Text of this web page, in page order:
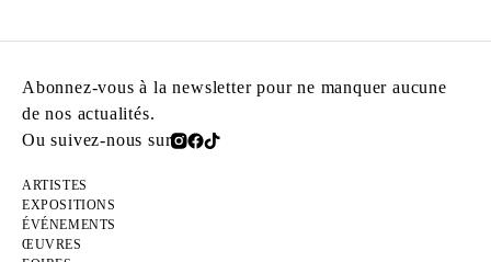
Abonnez-vous à la newsletter pour ne manquer aucune
de nos actualités.
Ou suivez-nous sur
ARTISTES
EXPOSITIONS
ÉVÉNEMENTS
ŒUVRES